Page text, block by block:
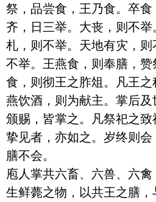
祭，品尝食，王乃食。卒
齐，日三举。大丧，则不
札，则不举。天地有灾，
不举。王燕食，则奉膳，
食，则彻王之胙俎。凡王
燕饮酒，则为献主。掌后
颁赐，皆掌之。凡祭祀之
挚见者，亦如之。岁终则
膳不会。
庖人掌共六畜、六兽、六
生鲜薨之物，以共王之膳